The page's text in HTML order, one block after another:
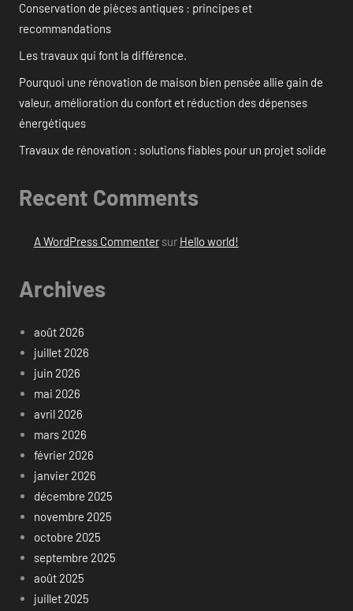
Conservation de pièces antiques : principes et
recommandations
Les travaux qui font la différence.
Pourquoi une rénovation de maison bien pensée allie gain de
valeur, amélioration du confort et réduction des dépenses
énergétiques
Travaux de rénovation : solutions fiables pour un projet solide
Recent Comments
A WordPress Commentersur Hello world!
Archives
août 2026
juillet 2026
juin 2026
mai 2026
avril 2026
mars 2026
février 2026
janvier 2026
décembre 2025
novembre 2025
octobre 2025
septembre 2025
août 2025
juillet 2025